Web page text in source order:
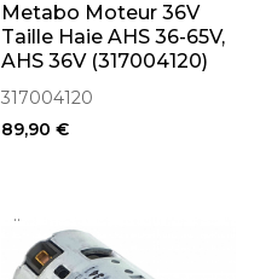
Metabo Moteur 36V
Taille Haie AHS 36-65V,
AHS 36V (317004120)
317004120
89,90 €
..